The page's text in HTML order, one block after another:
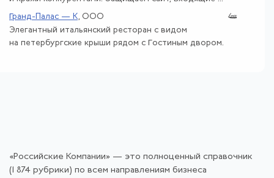
Гранд-Палас — К, ООО
Элегантный итальянский ресторан с видом
на петербургские крыши рядом с Гостиным двором.
«Российские Компании» — это полноценный справочник
(1 874 рубрики) по всем направлениям бизнеса